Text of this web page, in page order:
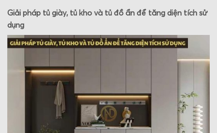
Giải pháp tủ giày, tủ kho và tủ đồ ẩn để tăng diện tích sử
dụng